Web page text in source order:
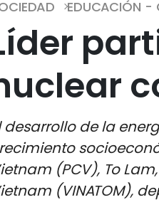
EDUCACIÓN -
desarrollo de la
(PCV), To
(VINATOM),